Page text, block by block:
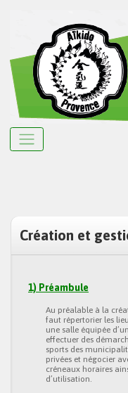
Création et
1) Préambule
Au préalable à la
faut répertorier les
une salle équipée
effectuer des
sports des
privées et négocier
créneaux horaires
d’utilisation.